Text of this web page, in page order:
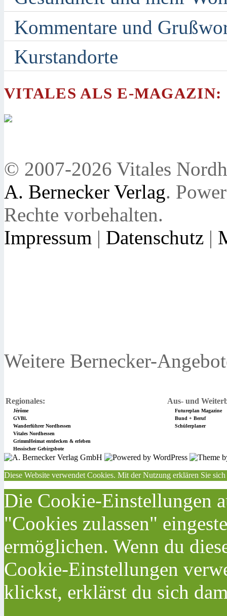
Kommentare und
Kurstandorte
VITALES ALS E-MAGAZIN:
© 2007-2026 Vitales
A. Bernecker Verlag.
Rechte vorbehalten.
Impressum | Datenschutz |
Weitere Bernecker-
Regionales: Aus- und
Jérôme
Futureplan Magazine
GVBl.
Bund + Beruf
Wanderführer Nordhessen
Schülerplaner
Vitales Nordhessen
GrimmHeimat entdecken & erleben
Hessischer Gebirgsbote
Diese Website verwendet Cookies. Mit der Nutzung erklären Sie
Die Cookie-Einstellungen
"Cookies zulassen"
ermöglichen. Wenn du
Cookie-Einstellungen
klickst, erklärst du sich